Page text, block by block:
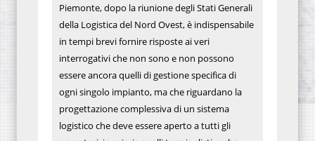
Piemonte, dopo la riunione degli Stati Generali
della Logistica del Nord Ovest, è indispensabile
in tempi brevi fornire risposte ai veri
interrogativi che non sono e non possono
essere ancora quelli di gestione specifica di
ogni singolo impianto, ma che riguardano la
progettazione complessiva di un sistema
logistico che deve essere aperto a tutti gli